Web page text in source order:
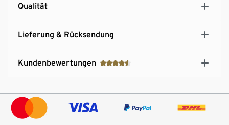
Qualität
Lieferung & Rücksendung
Kundenbewertungen